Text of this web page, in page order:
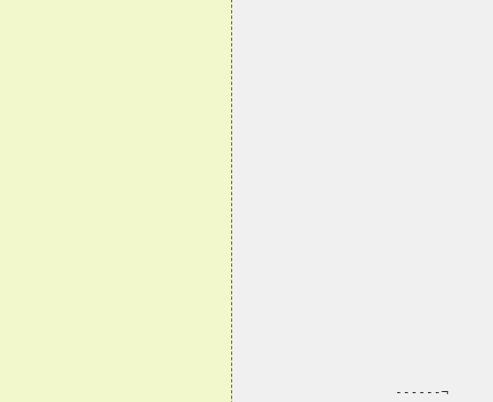
                    ------¬